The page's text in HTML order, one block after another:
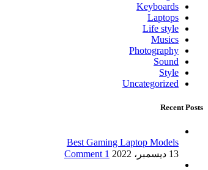
Keyboards
Laptops
Life style
Musics
Photography
Sound
Style
Uncategorized
Recent Posts
Best Gaming Laptop Models
13 ديسمبر، 2022
1 Comment